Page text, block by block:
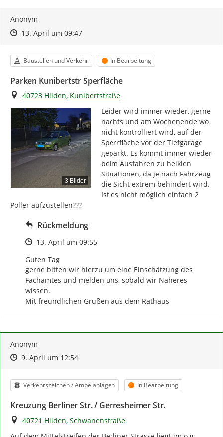
Anonym
Zeitpunkt des Erstellens
Zeitpunkt des Erstellens
13. April um 09:47Zur Äußerung
Kategorie
Baustellen und Verkehr Status
In Bearbeitung
Parken Kunibertstr Sperfläche
Ort
40723 Hilden, Kunibertstraße
3 Bilder
Leider wird immer wieder, gerne
nachts und am Wochenende wo
nicht kontrolliert wird, auf der
Sperrfläche vor der Tiefgarage
geparkt. Es kommt immer wieder
beim Ausfahren zu heiklen
Situationen, da je nach Fahrzeug
die Sicht extrem behindert wird.
Ist es nicht möglich einfach 2
Poller aufzustellen???
Rückmeldung
Zeitpunkt des Erstellens
13. April um 09:55
Guten Tag
gerne bitten wir hierzu um eine Einschätzung des
Fachamtes und melden uns, sobald wir Näheres
wissen.
Mit freundlichen Grüßen aus dem Rathaus
Anonym
Zeitpunkt des Erstellens
Zeitpunkt des Erstellens
9. April um 12:54Zur Äußerung
Kategorie
Verkehrszeichen / Ampelanlagen Status
In Bearbeitung
Kreuzung Berliner Str. / Gerresheimer Str.
Ort
40721 Hilden, Schwanenstraße